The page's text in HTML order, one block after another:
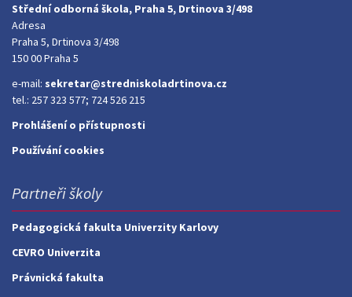
Střední odborná škola, Praha 5, Drtinova 3/498
Adresa
Praha 5, Drtinova 3/498
150 00 Praha 5
e-mail: sekretar@stredniskoladrtinova.cz
tel.: 257 323 577; 724 526 215
Prohlášení o přístupnosti
Používání cookies
Partneři školy
Pedagogická fakulta Univerzity Karlovy
CEVRO Univerzita
Právnická fakulta